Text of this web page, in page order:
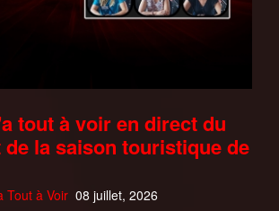
tout à voir en direct du
de la saison touristique de
Tout à Voir 08 juillet, 2026